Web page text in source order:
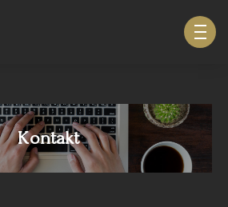
Kontakt